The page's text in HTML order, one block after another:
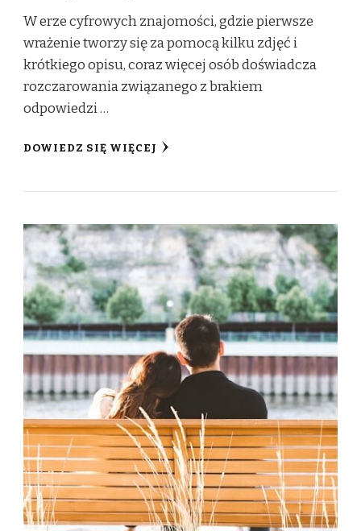
W erze cyfrowych znajomości, gdzie pierwsze
wrażenie tworzy się za pomocą kilku zdjęć i
krótkiego opisu, coraz więcej osób doświadcza
rozczarowania związanego z brakiem
odpowiedzi …
DOWIEDZ SIĘ WIĘCEJ